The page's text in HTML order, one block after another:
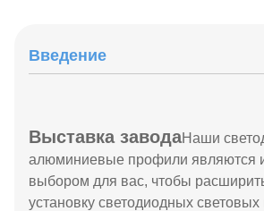
Введение
Выставка заводаНаши
алюминиевые профили являются
выбором для вас, чтобы
установку светодиодных